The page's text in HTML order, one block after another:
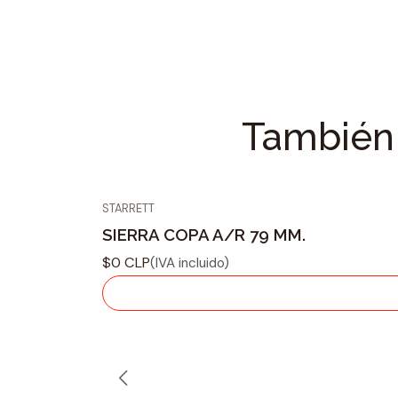
STARRETT
SIERRA COPA A/R 79 MM.
$0 CLP(IVA incluido)